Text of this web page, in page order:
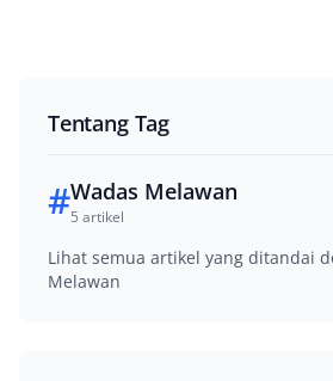
Tentang Tag
#Wadas Melawan
5 artikel
Lihat semua artikel yang ditandai
Melawan